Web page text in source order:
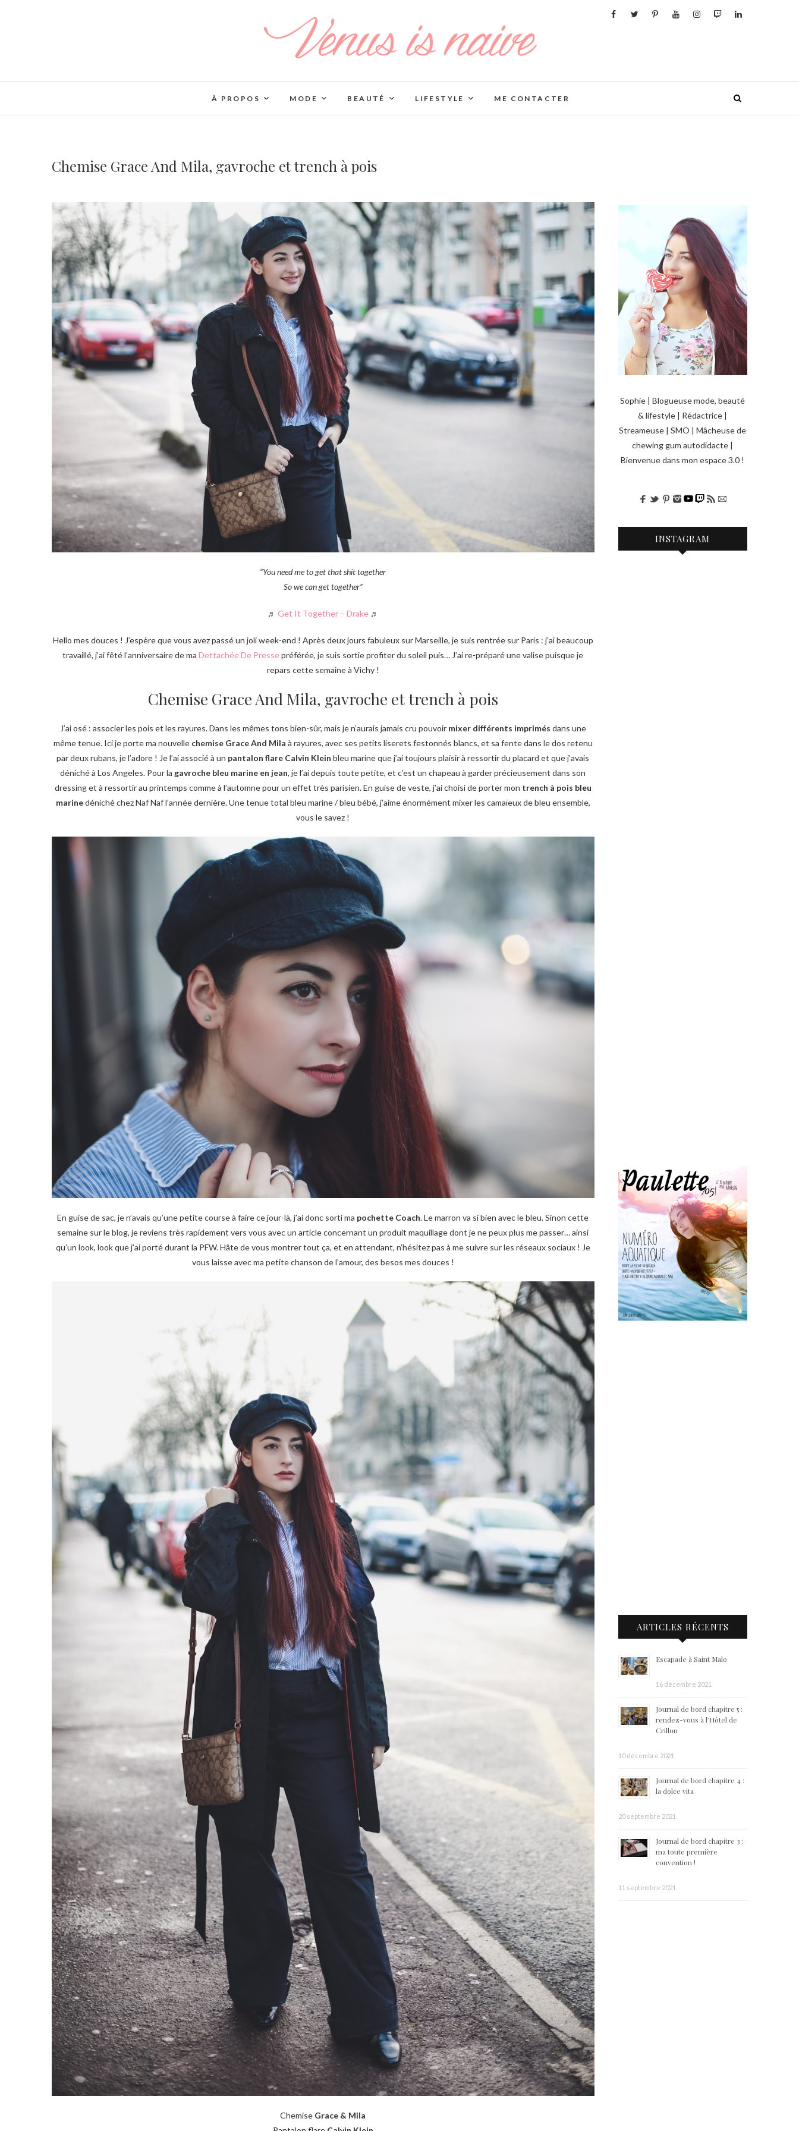
À PROPOS MODE BEAUTÉ LIFESTYLE ME CONTACTER
Chemise Grace And Mila, gavroche et trench à pois
“You need me to get that shit together
So we can get together”
♬ Get It Together – Drake♬
Hello mes douces ! J’espère que vous avez passé un joli week-end ! Après deux jours fabuleux sur Marseille, je suis rentrée sur Paris : j’ai beaucoup
travaillé, j’ai fêté l’anniversaire de maDettachée De Pressepréférée, je suis sortie profiter du soleil puis… J’ai re-préparé une valise puisque je
repars cette semaine à Vichy !
Chemise Grace And Mila, gavroche et trench à pois
J’ai osé : associer les pois et les rayures. Dans les mêmes tons bien-sûr, mais je n’aurais jamais cru pouvoir mixer différents imprimés dans une
même tenue. Ici je porte ma nouvelle chemise Grace And Mila à rayures, avec ses petits liserets festonnés blancs, et sa fente dans le dos retenu
par deux rubans, je l’adore ! Je l’ai associé à un pantalon flare Calvin Klein bleu marine que j’ai toujours plaisir à ressortir du placard et que j’avais
déniché à Los Angeles. Pour la gavroche bleu marine en jean, je l’ai depuis toute petite, et c’est un chapeau à garder précieusement dans son
dressing et à ressortir au printemps comme à l’automne pour un effet très parisien. En guise de veste, j’ai choisi de porter mon trench à pois bleu
marinedéniché chez Naf Naf l’année dernière. Une tenue total bleu marine / bleu bébé, j’aime énormément mixer les camaïeux de bleu ensemble,
vous le savez !
En guise de sac, je n’avais qu’une petite course à faire ce jour-là, j’ai donc sorti ma pochette Coach. Le marron va si bien avec le bleu. Sinon cette
semaine sur le blog, je reviens très rapidement vers vous avec un article concernant un produit maquillage dont je ne peux plus me passer… ainsi
qu’un look, look que j’ai porté durant la PFW. Hâte de vous montrer tout ça, et en attendant, n’hésitez pas à me suivre sur les réseaux sociaux ! Je
vous laisse avec ma petite chanson de l’amour, des besos mes douces !
Chemise Grace & Mila
Sophie | Blogueuse mode, beauté
& lifestyle | Rédactrice |
Streameuse | SMO | Mâcheuse de
chewing gum autodidacte |
Bienvenue dans mon espace 3.0 !
INSTAGRAM
ARTICLES RÉCENTS
Escapade à Saint Malo
16 décembre 2021
Journal de bord chapitre 5 :
rendez-vous à l’Hôtel de
Crillon
10 décembre 2021
Journal de bord chapitre 4 :
la dolce vita
20 septembre 2021
Journal de bord chapitre 3 :
ma toute première
convention !
11 septembre 2021